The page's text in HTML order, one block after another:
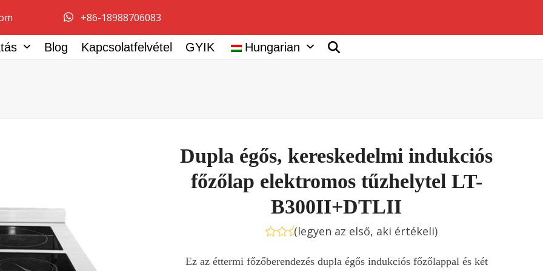
+86-18988706083
Blog Kapcsolatfelvétel GYIK Hungarian
Dupla égős, kereskedelmi indukciós
főzőlap elektromos tűzhelytel LT-
B300II+DTLII
0
(legyen az első, aki értékeli)
Ez az éttermi főzőberendezés dupla égős indukciós főzőlappal és két